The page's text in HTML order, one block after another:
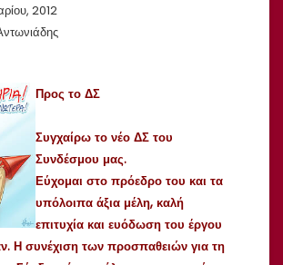
2012
Προς το ΔΣ
Συγχαίρω το νέο ΔΣ του
Συνδέσμου μας.
Εύχομαι στο πρόεδρο του και τα
υπόλοιπα άξια μέλη, καλή
επιτυχία και ευόδωση του έργου
Η συνέχιση των προσπαθειών για τη